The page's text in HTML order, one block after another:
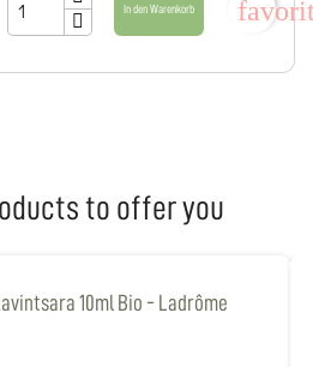
In den Warenkorb
to offer you
10ml Bio - Ladrôme